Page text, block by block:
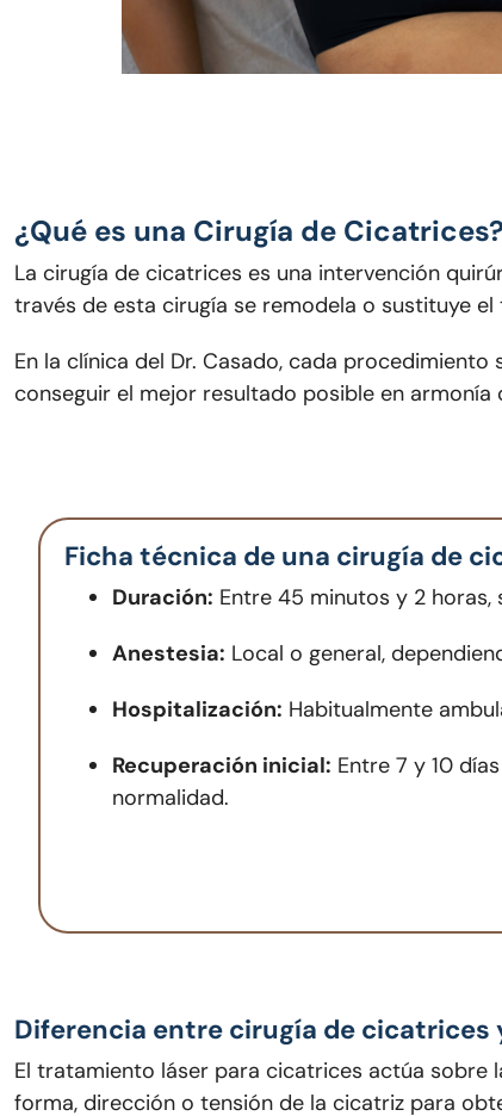
¿Qué es una Cirugía de Cicatrices?
La cirugía de cicatrices es una intervención
través de esta cirugía se remodela o sustituye
En la clínica del Dr. Casado, cada
conseguir el mejor resultado posible en armonía
Ficha técnica de una cirugía de
Duración: Entre 45 minutos y 2
Anestesia: Local o general,
Hospitalización: Habitualmente
Recuperación inicial: Entre 7 y 10
normalidad.
Diferencia entre cirugía de
El tratamiento láser para cicatrices actúa sobre
forma, dirección o tensión de la cicatriz para